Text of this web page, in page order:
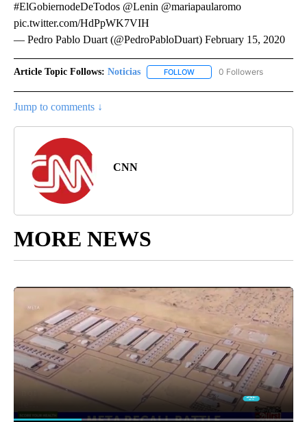
#ElGobiernodeDeTodos @Lenin @mariapaularomo
pic.twitter.com/HdPpWK7VIH
— Pedro Pablo Duart (@PedroPabloDuart) February 15, 2020
Article Topic Follows: Noticias FOLLOW FOLLOW "NOTICIAS" TO
0 Followers
Jump to comments ↓
CNN
MORE NEWS